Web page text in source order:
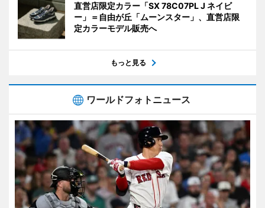
直営店限定カラー「SX 78C07PL J ネイビ
ー」＝自由が丘「ムーンスター」、直営店限
定カラーモデル販売へ
もっと見る
ワールドフォトニュース